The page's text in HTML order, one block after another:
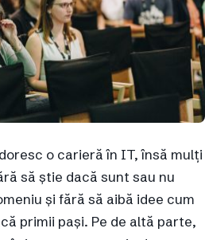
o carieră în IT, însă mulți
să știe dacă sunt sau nu
și fără să aibă idee cum
primii pași. Pe de altă parte,